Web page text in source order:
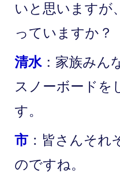
いと思いますが
っていますか？
清水：家族みん
スノーボードを
す。
市 ：皆さんそ
のですね。